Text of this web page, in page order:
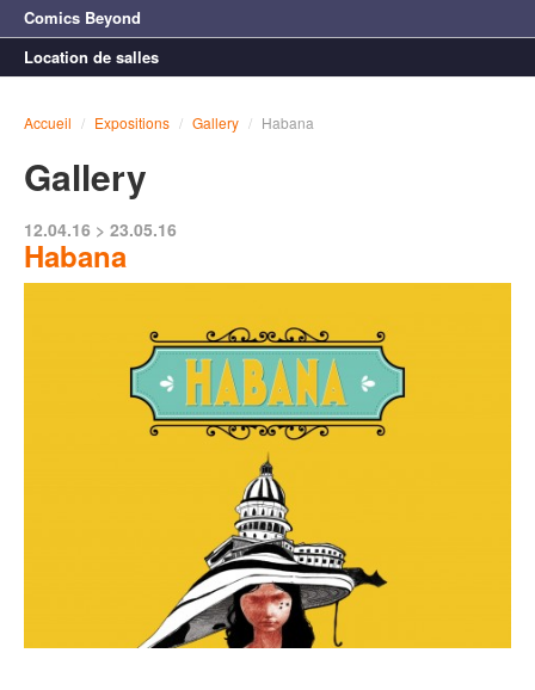
Comics Beyond
Location de salles
Accueil / Expositions / Gallery / Habana
Gallery
12.04.16 > 23.05.16
Habana